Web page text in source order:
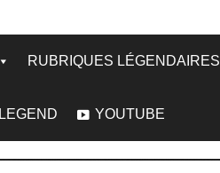
RUBRIQUES LÉGENDAIRES
YOUTUBE